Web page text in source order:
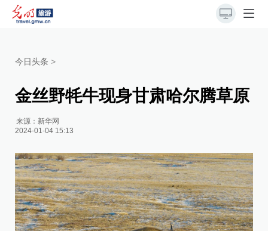
今日头条 >
金丝野牦牛现身甘肃哈尔腾草原
来源： 新华网
2024-01-04 15:13